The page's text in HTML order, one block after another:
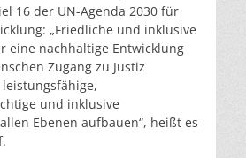
16 der UN-Agenda 2030 für
„Friedliche und inklusive
eine nachhaltige Entwicklung
Zugang zu Justiz
und inklusive
Ebenen aufbauen“, heißt es